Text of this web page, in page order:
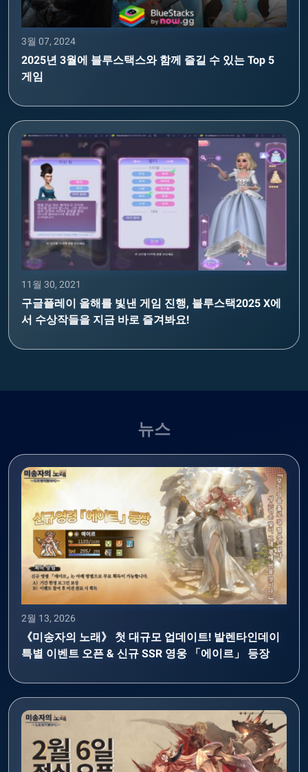
3월 07, 2024
2025년 3월에 블루스택스와 함께 즐길 수 있는 Top 5
게임
11월 30, 2021
구글플레이 올해를 빛낸 게임 진행, 블루스택2025 X에
서 수상작들을 지금 바로 즐겨봐요!
뉴스
2월 13, 2026
《미송자의 노래》 첫 대규모 업데이트! 발렌타인데이
특별 이벤트 오픈 & 신규 SSR 영웅 「에이르」 등장